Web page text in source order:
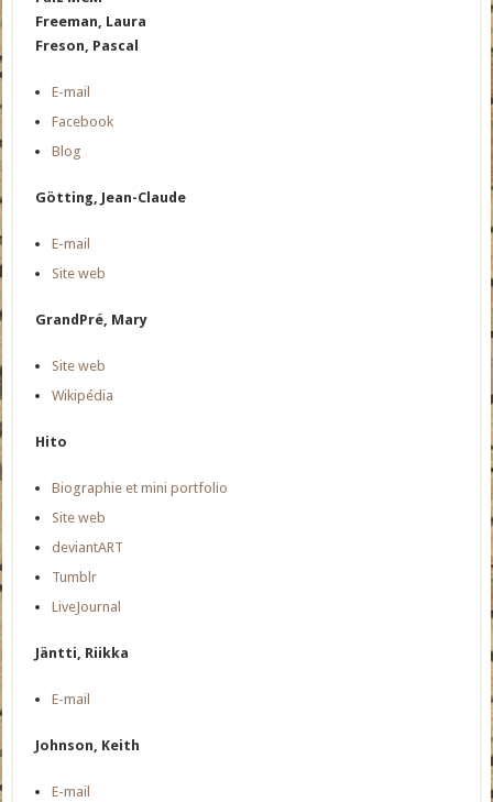
Freeman, Laura
Freson, Pascal
E-mail
Facebook
Blog
Götting, Jean-Claude
E-mail
Site web
GrandPré, Mary
Site web
Wikipédia
Hito
Biographie et mini portfolio
Site web
deviantART
Tumblr
LiveJournal
Jäntti, Riikka
E-mail
Johnson, Keith
E-mail